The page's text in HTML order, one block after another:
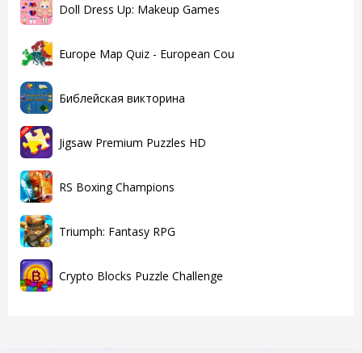
Doll Dress Up: Makeup Games
Europe Map Quiz - European Cou
Библейская викторина
Jigsaw Premium Puzzles HD
RS Boxing Champions
Triumph: Fantasy RPG
Crypto Blocks Puzzle Challenge